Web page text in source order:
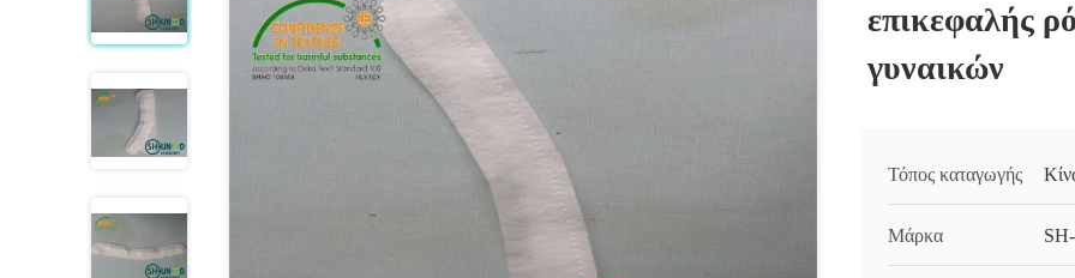
επικεφαλής
γυναικών
Τόπος καταγωγής
Μάρκα